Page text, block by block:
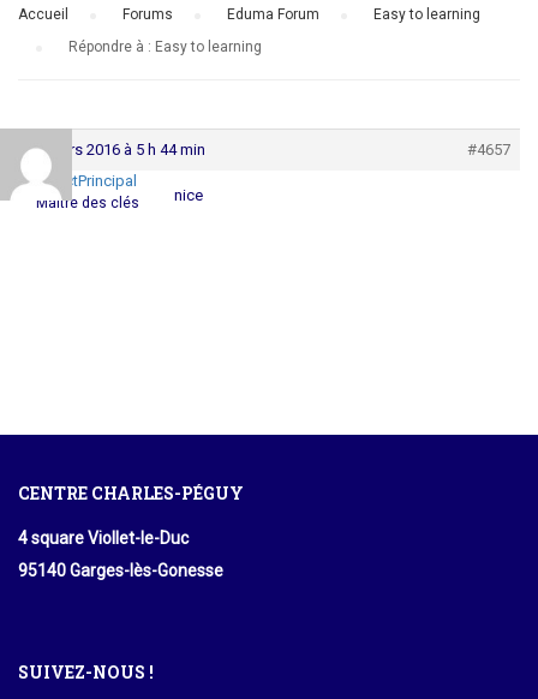
Accueil Forums Eduma Forum
Easy to learning
Répondre à : Easy to learning
17 mars 2016 à 5 h 44 min
#4657
ContactPrincipal
Maître des clés nice
CENTRE CHARLES-PÉGUY
4 square Viollet-le-Duc
95140 Garges-lès-Gonesse
SUIVEZ-NOUS !